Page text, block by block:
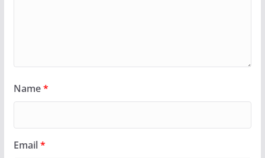
Name*
Email*